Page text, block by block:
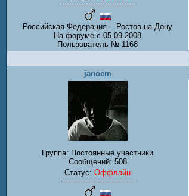
-------------------------------
Российская Федерация - Ростов-на-Дону
На форуме с 05.09.2008
Пользователь № 1168
janoem
Группа: Постоянные участники
Сообщений: 508
Статус: Оффлайн
-------------------------------